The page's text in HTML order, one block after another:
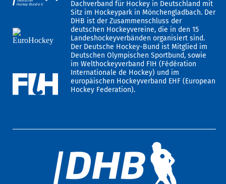
Dachverband für Hockey in Deutschland mit
Sitz im Hockeypark in Mönchengladbach. Der
DHB ist der Zusammenschluss der
deutschen Hockeyvereine, die in den 15
Landeshockeyverbänden organisiert sind.
Der Deutsche Hockey-Bund ist Mitglied im
Deutschen Olympischen Sportbund, sowie
im Welthockeyverband FIH (Fédération
Internationale de Hockey) und im
europäischen Hockeyverband EHF (European
Hockey Federation).